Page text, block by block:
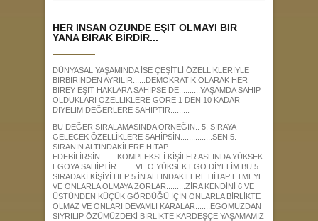
HER İNSAN ÖZÜNDE EŞİT OLMAYI BİR
YANA BIRAK BİRDİR...
DÜNYASAL YAŞAMINDA İSE ÇEŞİTLİ ÖZELLİKLERİYLE
BİRBİRİNDEN AYRILIR......DEMOKRATİK OLARAK HER
BİREY EŞİT HAKLARA SAHİPSE DE..........YAŞAMDA SAHİP
OLDUKLARI ÖZELLİKLERE GÖRE 1 DEN 10 KADAR
DİYELİM DEĞERLERE SAHİPTİR.........
BU DEĞER SIRALAMASINDA ÖRNEĞİN.. 5. SIRAYA
GELECEK ÖZELLİKLERE SAHİPSİN...............SEN 5.
SIRANIN ALTINDAKİLERE HİTAP
EDEBİLİRSİN........KOMPLEKSLİ KİŞİLER ASLINDA YÜKSEK
EGOYA SAHİPTİR...
......VE O YÜKSEK EGO DİYELİM BU 5.
SIRADAKİ KİŞİYİ HEP 5 İN ALTINDAKİLERE HİTAP ETMEYE
VE ONLARLA OLMAYA ZORLAR......... ZİRA KENDİNİ 6 VE
ÜSTÜNDEN KÜÇÜK GÖRDÜĞÜ İÇİN ONLARLA BİRLİKTE
OLMAZ VE ONLARI DEVAMLI KARALAR.......EGOMUZDAN
SIYRILIP ÖZÜMÜZDEKİ BİRLİKTE KARDEŞÇE YAŞAMAMIZ